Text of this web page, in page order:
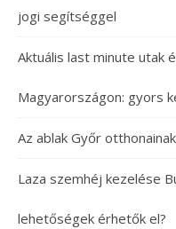
jogi segítséggel
Aktuális last minute utak
Magyarországon: gyors
Az ablak Győr
Laza szemhéj kezelése
lehetőségek érhetők el?